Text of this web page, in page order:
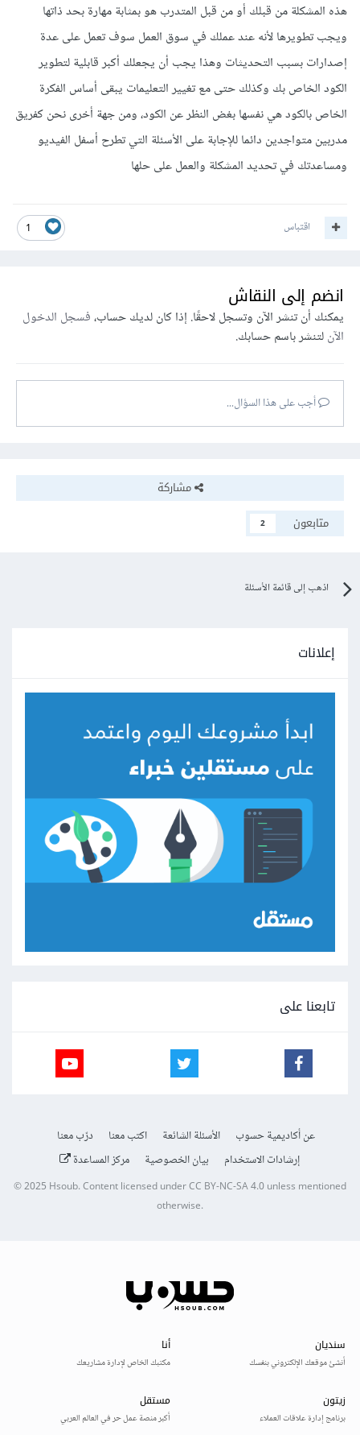
هذه المشكلة من قبلك أو من قبل المتدرب هو بمثابة مهارة بحد ذاتها
ويجب تطويرها لأنه عند عملك في سوق العمل سوف تعمل على عدة
إصدارات بسبب التحديثات وهذا يجب أن يجعلك أكبر قابلية لتطوير
الكود الخاص بك وكذلك حتى مع تغيير التعليمات يبقى أساس الفكرة
الخاص بالكود هي نفسها بغض النظر عن الكود، ومن جهة أخرى نحن كفريق
مدربين متواجدين دائما للإجابة على الأسئلة التي تطرح أسفل الفيديو
ومساعدتك في تحديد المشكلة والعمل على حلها
1 اقتباس
انضم إلى النقاش
يمكنك أن تنشر الآن وتسجل لاحقًا. إذا كان لديك حساب،فسجل الدخول
الآنلتنشر باسم حسابك.
أجب على هذا السؤال...
مشاركة
متابعون
2
اذهب إلى قائمة الأسئلة
إعلانات
تابعنا على
عن أكاديمية حسوب الأسئلة الشائعة اكتب معنا
درّب معنا
إرشادات الاستخدام
بيان الخصوصية مركز المساعدة
© 2025Hsoub.Content licensed underCC BY-NC-SA 4.0unless mentioned
otherwise.